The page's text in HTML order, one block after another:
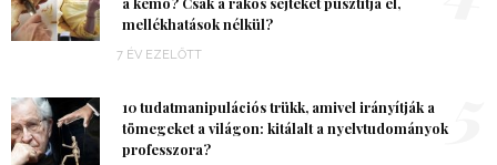
mellékhatások nélkül?
7 ÉV EZELŐTT
10 tudatmanipulációs trükk, amivel irányítják a
tömegeket a világon: kitálalt a nyelvtudományok
professzora?